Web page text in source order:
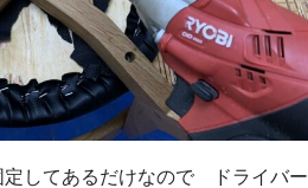
定してあるだけなので ドライバー